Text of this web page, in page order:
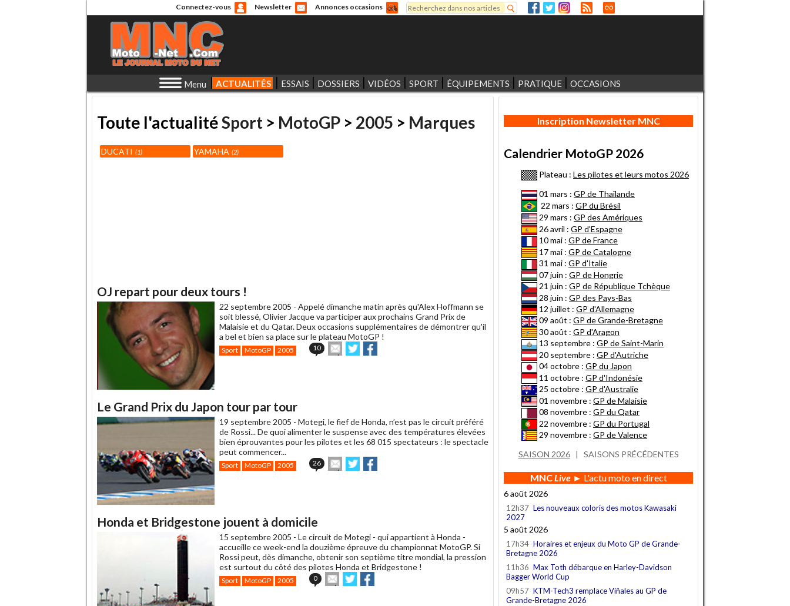
Connectez-vous Newsletter Annonces occasions
Formulaire de recherche
Rechercher
Menu ACTUALITÉS ESSAIS DOSSIERS VIDÉOS SPORT ÉQUIPEMENTS PRATIQUE OCCASIONS
Toute l'actualitéSport > MotoGP > 2005 > Marques
DUCATI 1 YAMAHA 2
OJ repart pour deux tours !
22 septembre 2005 - Appelé dimanche matin après qu'Alex Hoffmann se
soit blessé, Olivier Jacque va participer aux prochains Grand Prix de
Malaisie et du Qatar. Deux occasions supplémentaires de démontrer qu'il
a bel et bien sa place sur le plateau MotoGP !
Sport MotoGP 2005 10
Envoyer
cet
Partager
sur sur
Le Grand Prix du Japon tour par tour
19 septembre 2005 - Motegi, le fief de Honda, n’est pas le circuit préféré
de Rossi... De quoi alimenter le suspense avec des températures élevées
bien éprouvantes pour les pilotes et les 68 015 spectateurs : le spectacle
peut commencer...
Sport MotoGP 2005 26
Envoyer
cet
Partager
sur sur
Honda et Bridgestone jouent à domicile
15 septembre 2005 - Le circuit de Motegi - qui appartient à Honda -
accueille ce week-end la douzième épreuve du championnat MotoGP. Si
Rossi peut, dès dimanche, obtenir son septième titre mondial, la pression
est surtout du côté des pilotes Honda et Bridgestone !
Sport MotoGP 2005 0
Envoyer
cet
Partager
sur sur
Inscription Newsletter MNC
Calendrier MotoGP 2026
Plateau : Les pilotes et leurs motos 2026
01 mars : GP de Thaïlande
22 mars : GP du Brésil
29 mars : GP des Amériques
26 avril : GP d'Espagne
10 mai : GP de France
17 mai : GP de Catalogne
31 mai : GP d'Italie
07 juin : GP de Hongrie
21 juin : GP de République Tchèque
28 juin : GP des Pays-Bas
12 juillet : GP d'Allemagne
09 août : GP de Grande-Bretagne
30 août : GP d'Aragon
13 septembre : GP de Saint-Marin
20 septembre : GP d'Autriche
04 octobre : GP du Japon
11 octobre : GP d'Indonésie
25 octobre : GP d'Australie
01 novembre : GP de Malaisie
08 novembre : GP du Qatar
22 novembre : GP du Portugal
29 novembre : GP de Valence
SAISON 2026| SAISONS PRÉCÉDENTES
MNCLive► L'actu moto en direct
6 août 2026
12h37 Les nouveaux coloris des motos Kawasaki
2027
5 août 2026
17h34 Horaires et enjeux du Moto GP de Grande-
Bretagne 2026
11h36 Max Toth débarque en Harley-Davidson
Bagger World Cup
09h57 KTM-Tech3 remplace Viñales au GP de
Grande-Bretagne 2026